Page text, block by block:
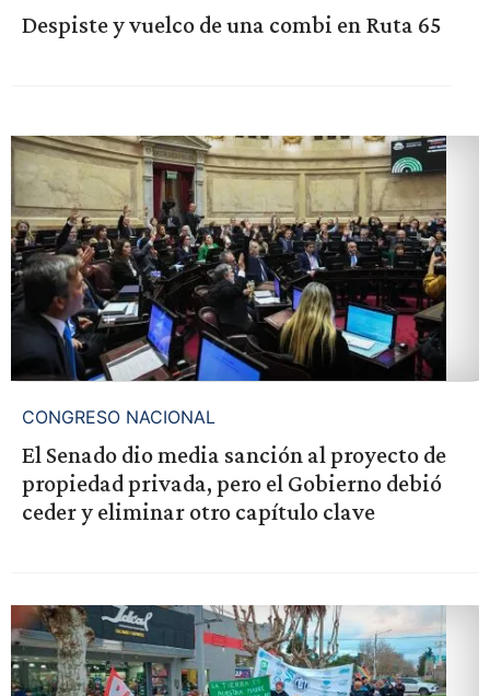
Despiste y vuelco de una combi en Ruta 65
CONGRESO NACIONAL
El Senado dio media sanción al proyecto de
propiedad privada, pero el Gobierno debió
ceder y eliminar otro capítulo clave